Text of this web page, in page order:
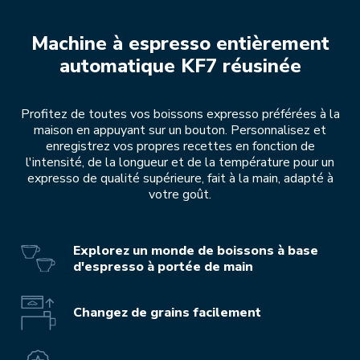
Machine à espresso entièrement
automatique KF7 réusinée
Profitez de toutes vos boissons expresso préférées à la
maison en appuyant sur un bouton. Personnalisez et
enregistrez vos propres recettes en fonction de
l'intensité, de la longueur et de la température pour un
expresso de qualité supérieure, fait à la main, adapté à
votre goût.
Explorez un monde de boissons à base
d'espresso à portée de main
Changez de grains facilement